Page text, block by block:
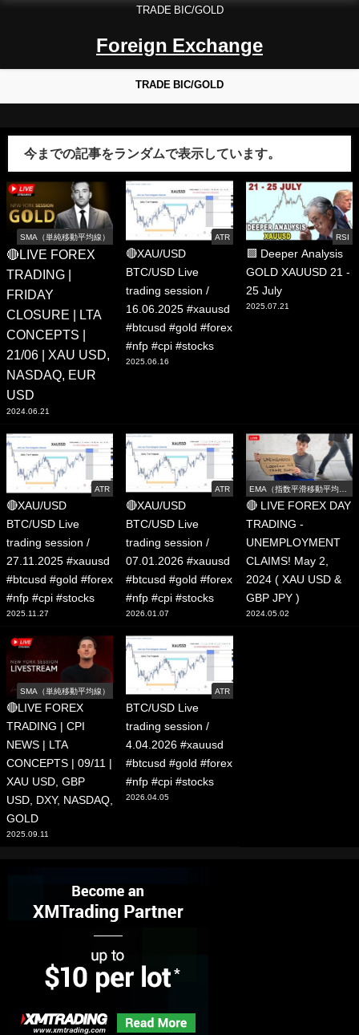
TRADE BIC/GOLD
Foreign Exchange
TRADE BIC/GOLD
今までの記事をランダムで表示しています。
SMA（単純移動平均線）
🔴LIVE FOREX
TRADING |
FRIDAY
CLOSURE | LTA
CONCEPTS |
21/06 | XAU USD,
NASDAQ, EUR
USD
2024.06.21
ATR
🔴XAU/USD
BTC/USD Live
trading session /
16.06.2025 #xauusd
#btcusd #gold #forex
#nfp #cpi #stocks
2025.06.16
RSI
🟩 Deeper Analysis
GOLD XAUUSD 21 -
25 July
2025.07.21
ATR
🔴XAU/USD
BTC/USD Live
trading session /
27.11.2025 #xauusd
#btcusd #gold #forex
#nfp #cpi #stocks
2025.11.27
ATR
🔴XAU/USD
BTC/USD Live
trading session /
07.01.2026 #xauusd
#btcusd #gold #forex
#nfp #cpi #stocks
2026.01.07
EMA（指数平滑移動平均
線）
🔴 LIVE FOREX DAY
TRADING -
UNEMPLOYMENT
CLAIMS! May 2,
2024 ( XAU USD &
GBP JPY )
2024.05.02
SMA（単純移動平均線）
🔴LIVE FOREX
TRADING | CPI
NEWS | LTA
CONCEPTS | 09/11 |
XAU USD, GBP
USD, DXY, NASDAQ,
GOLD
2025.09.11
ATR
BTC/USD Live
trading session /
4.04.2026 #xauusd
#btcusd #gold #forex
#nfp #cpi #stocks
2026.04.05